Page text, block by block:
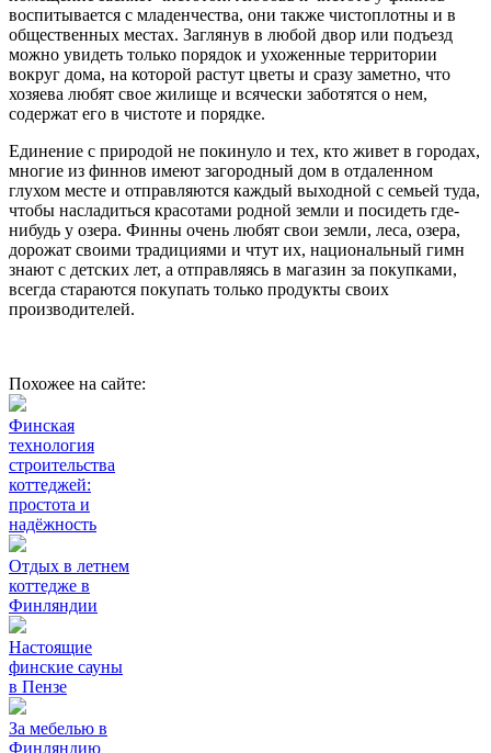
воспитывается с младенчества, они также чистоплотны и в
общественных местах. Заглянув в любой двор или подъезд
можно увидеть только порядок и ухоженные территории
вокруг дома, на которой растут цветы и сразу заметно, что
хозяева любят свое жилище и всячески заботятся о нем,
содержат его в чистоте и порядке.
Единение с природой не покинуло и тех, кто живет в городах,
многие из финнов имеют загородный дом в отдаленном
глухом месте и отправляются каждый выходной с семьей туда,
чтобы насладиться красотами родной земли и посидеть где-
нибудь у озера. Финны очень любят свои земли, леса, озера,
дорожат своими традициями и чтут их, национальный гимн
знают с детских лет, а отправляясь в магазин за покупками,
всегда стараются покупать только продукты своих
производителей.
Похожее на сайте:
Финская
технология
строительства
коттеджей:
простота и
надёжность
Отдых в летнем
коттедже в
Финляндии
Настоящие
финские сауны
в Пензе
За мебелью в
Финляндию